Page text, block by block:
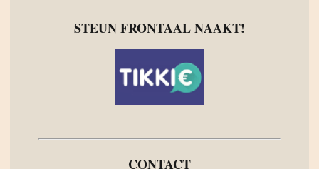
STEUN FRONTAAL NAAKT!
CONTACT